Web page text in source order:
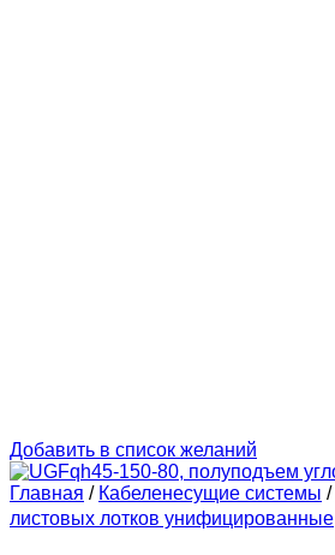
Добавить в список желаний
Главная / Кабеленесущие системы /
листовых лотков унифицированные